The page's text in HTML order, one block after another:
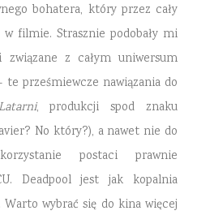
bohatera, który przez cały
w filmie. Strasznie podobały mi
związane z całym uniwersum
prześmiewcze nawiązania do
, produkcji spod znaku
No który?), a nawet nie do
postaci prawnie
Deadpool jest jak kopalnia
wybrać się do kina więcej